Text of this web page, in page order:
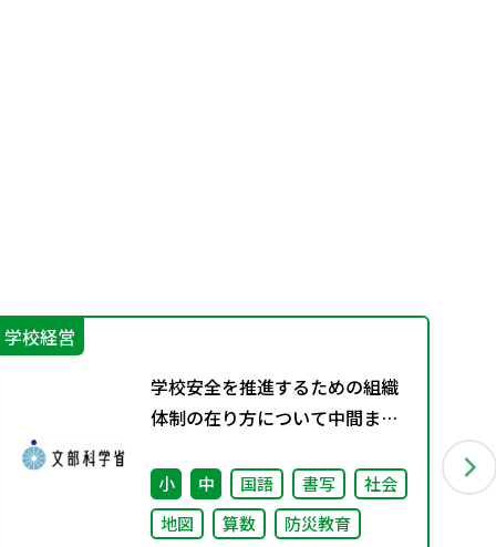
学校経営
学校安全を推進するための組織
体制の在り方について中間まと
小 中 国語 書写
社会
地図
算数 防災教育